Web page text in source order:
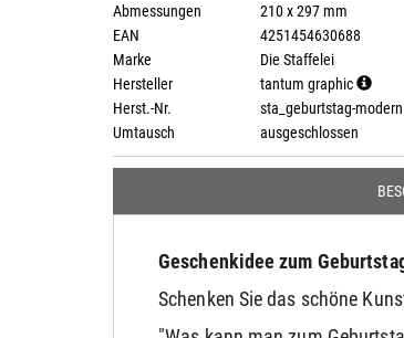
Abmessungen
210 x 297 mm
EAN
4251454630688
Marke
Die Staffelei
Hersteller
tantum graphic
Herst.-Nr.
sta_geburtstag-modern
Umtausch
ausgeschlossen
Geschenkidee zum
Schenken Sie das schöne